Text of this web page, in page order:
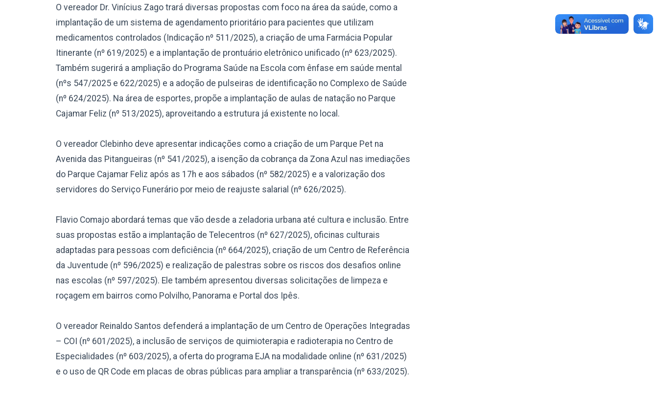
O vereador Dr. Vinícius Zago trará diversas propostas com foco na área da saúde, como a
implantação de um sistema de agendamento prioritário para pacientes que utilizam
medicamentos controlados (Indicação nº 511/2025), a criação de uma Farmácia Popular
Itinerante (nº 619/2025) e a implantação de prontuário eletrônico unificado (nº 623/2025).
Também sugerirá a ampliação do Programa Saúde na Escola com ênfase em saúde mental
(nºs 547/2025 e 622/2025) e a adoção de pulseiras de identificação no Complexo de Saúde
(nº 624/2025). Na área de esportes, propõe a implantação de aulas de natação no Parque
Cajamar Feliz (nº 513/2025), aproveitando a estrutura já existente no local.
O vereador Clebinho deve apresentar indicações como a criação de um Parque Pet na
Avenida das Pitangueiras (nº 541/2025), a isenção da cobrança da Zona Azul nas imediações
do Parque Cajamar Feliz após as 17h e aos sábados (nº 582/2025) e a valorização dos
servidores do Serviço Funerário por meio de reajuste salarial (nº 626/2025).
Flavio Comajo abordará temas que vão desde a zeladoria urbana até cultura e inclusão. Entre
suas propostas estão a implantação de Telecentros (nº 627/2025), oficinas culturais
adaptadas para pessoas com deficiência (nº 664/2025), criação de um Centro de Referência
da Juventude (nº 596/2025) e realização de palestras sobre os riscos dos desafios online
nas escolas (nº 597/2025). Ele também apresentou diversas solicitações de limpeza e
roçagem em bairros como Polvilho, Panorama e Portal dos Ipês.
O vereador Reinaldo Santos defenderá a implantação de um Centro de Operações Integradas
– COI (nº 601/2025), a inclusão de serviços de quimioterapia e radioterapia no Centro de
Especialidades (nº 603/2025), a oferta do programa EJA na modalidade online (nº 631/2025)
e o uso de QR Code em placas de obras públicas para ampliar a transparência (nº 633/2025).